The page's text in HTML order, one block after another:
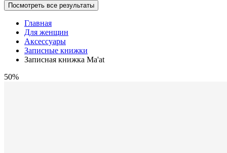
Посмотреть все результаты
Главная
Для женщин
Аксессуары
Записные книжки
Записная книжка Ma'at
50%